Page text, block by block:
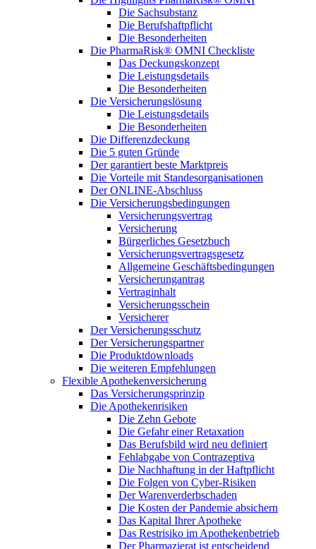
Die Sachsubstanz
Die Berufshaftpflicht
Die Besonderheiten
Die PharmaRisk® OMNI Checkliste
Das Deckungskonzept
Die Leistungsdetails
Die Besonderheiten
Die Versicherungslösung
Die Leistungsdetails
Die Besonderheiten
Die Differenzdeckung
Die 5 guten Gründe
Der garantiert beste Marktpreis
Die Vorteile mit Standesorganisationen
Der ONLINE-Abschluss
Die Versicherungsbedingungen
Versicherungsvertrag
Versicherung
Bürgerliches Gesetzbuch
Versicherungsvertragsgesetz
Allgemeine Geschäftsbedingungen
Versicherungantrag
Vertraginhalt
Versicherungsschein
Versicherer
Der Versicherungsschutz
Der Versicherungspartner
Die Produktdownloads
Die weiteren Empfehlungen
Flexible Apothekenversicherung
Das Versicherungsprinzip
Die Apothekenrisiken
Die Zehn Gebote
Die Gefahr einer Retaxation
Das Berufsbild wird neu definiert
Fehlabgabe von Contrazeptiva
Die Nachhaftung in der Haftpflicht
Die Folgen von Cyber-Risiken
Der Warenverderbschaden
Die Kosten der Pandemie absichern
Das Kapital Ihrer Apotheke
Das Restrisiko im Apothekenbetrieb
Der Pharmazierat ist entscheidend